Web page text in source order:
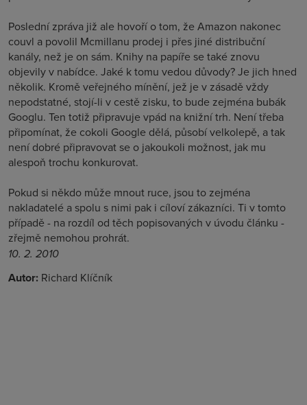
Poslední zpráva již ale hovoří o tom, že Amazon nakonec
couvl a povolil Mcmillanu prodej i přes jiné distribuční
kanály, než je on sám. Knihy na papíře se také znovu
objevily v nabídce. Jaké k tomu vedou důvody? Je jich hned
několik. Kromě veřejného mínění, jež je v zásadě vždy
nepodstatné, stojí-li v cestě zisku, to bude zejména bubák
Googlu. Ten totiž připravuje vpád na knižní trh. Není třeba
připomínat, že cokoli Google dělá, působí velkolepě, a tak
není dobré připravovat se o jakoukoli možnost, jak mu
alespoň trochu konkurovat.
Pokud si někdo může mnout ruce, jsou to zejména
nakladatelé a spolu s nimi pak i cíloví zákazníci. Ti v tomto
případě - na rozdíl od těch popisovaných v úvodu článku -
zřejmě nemohou prohrát.
10. 2. 2010
Autor: Richard Klíčník